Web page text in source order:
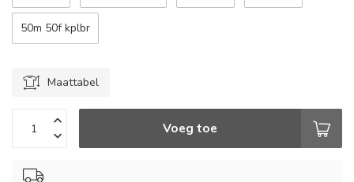
50m 50f kplbr
Maattabel
Voeg toe